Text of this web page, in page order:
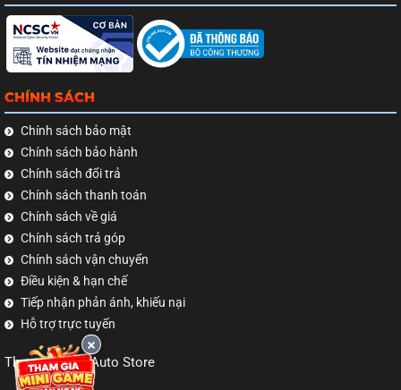
CHÍNH SÁCH
Chính sách bảo mật
Chính sách bảo hành
Chính sách đổi trả
Chính sách thanh toán
Chính sách về giá
Chính sách trả góp
Chính sách vận chuyển
Điều kiện & hạn chế
Tiếp nhận phản ánh, khiếu nại
Hỗ trợ trực tuyến
Theo dõi TNB Auto Store